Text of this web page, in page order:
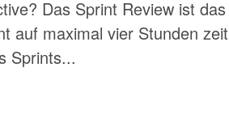
Das Sprint Review ist
auf maximal vier Stunden
Sprints...